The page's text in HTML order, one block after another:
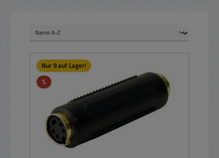
Nur 9 auf Lager!
%Rabatt